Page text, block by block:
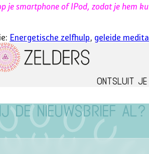
je smartphone of IPod, zodat je hem
Energetische zelfhulp, geleide
Ontsluit je
de nieuwsbrief al?